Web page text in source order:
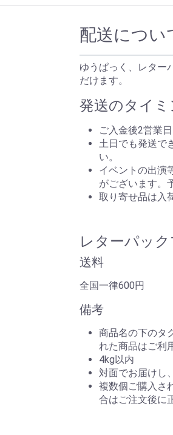
配送につい
ゆうぱっく、レター
だけます。
発送のタイ
ご入金後2営業
土日でも発送で
い。
イベントの出演
がございます。
取り寄せ品は入
レターパッ
送料
全国一律600円
備考
商品名の下のタ
れた商品はご利
4kg以内
対面でお届けし
複数個ご購入さ
合はご注文後に